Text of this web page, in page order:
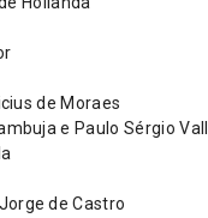
de Moraes
e Paulo Sérgio
de Castro